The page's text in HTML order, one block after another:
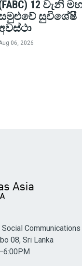
12 වැනි
සුවිශේෂී
06, 2026
Communications
08, Sri Lanka